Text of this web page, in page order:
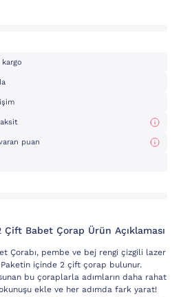
puan
Çift Babet Çorap Ürün Açıklaması
Çorabı, pembe ve bej rengi çizgili lazer
Paketin içinde 2 çift çorap bulunur.
bu çoraplarla adımların daha rahat
ekle ve her adımda fark yarat!